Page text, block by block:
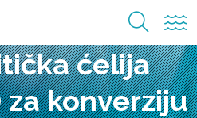
ćelija
konverziju